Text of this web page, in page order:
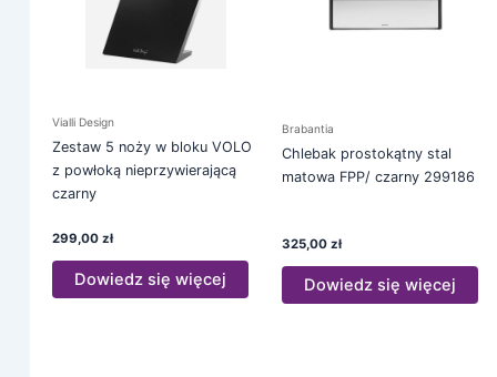
Vialli Design
Zestaw 5 noży w bloku VOLO
z powłoką nieprzywierającą
czarny
299,00 zł
Dowiedz się więcej
Brabantia
Chlebak prostokątny stal
matowa FPP/ czarny 299186
325,00 zł
Dowiedz się więcej